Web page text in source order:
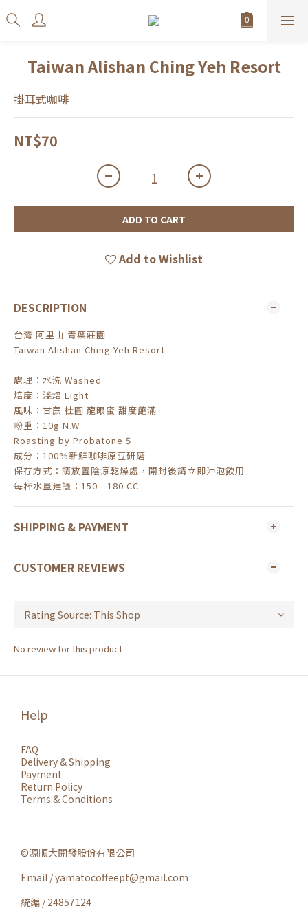
Taiwan Alishan Ching Yeh Resort
掛耳式咖啡
NT$70
ADD TO CART
Add to Wishlist
DESCRIPTION
台灣 阿里山 青葉莊園
Taiwan Alishan Ching Yeh Resort
處理 ：水洗 Washed
焙度 ：淺焙 Light
風味 ：甘蔗 桂圓 龍眼蜜 甜度飽滿
粉重：10g N.W.
Roasting by Probatone 5
成分：100%新鮮咖啡原豆研磨
保存方式：請放置陰涼乾燥處，開封後請立即沖泡飲用
每杯水量建議：150 - 180 CC
SHIPPING & PAYMENT
CUSTOMER REVIEWS
No review for this product
Help
FAQ
Delivery & Shipping
Payment
Return Policy
Terms & Conditions
©源順大開發股份有限公司
Email / yamatocoffeept@gmail.com
統編 / 24857124